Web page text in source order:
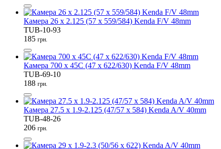
Камера 26 x 2.125 (57 x 559/584) Kenda F/V 48mm
TUB-10-93
185 грн.
Камера 700 x 45C (47 x 622/630) Kenda F/V 48mm
TUB-69-10
188 грн.
Камера 27.5 x 1.9-2.125 (47/57 x 584) Kenda A/V 40mm
TUB-48-26
206 грн.